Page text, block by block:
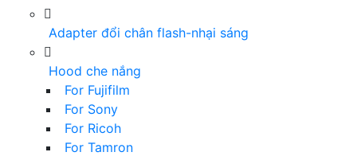
Adapter đổi chân flash-nhại sáng
Hood che nắng
For Fujifilm
For Sony
For Ricoh
For Tamron